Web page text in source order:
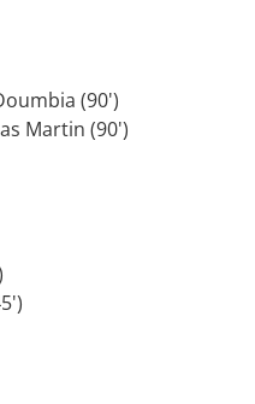
(90')
Martin (90')